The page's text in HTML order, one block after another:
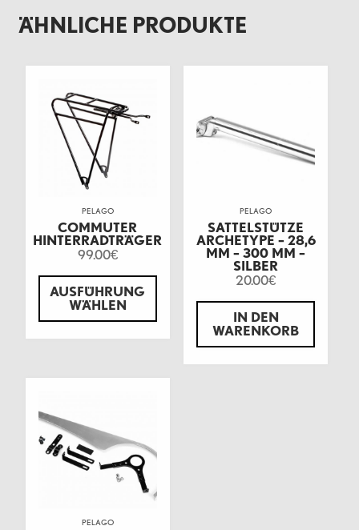
ÄHNLICHE PRODUKTE
PELAGO
COMMUTER
HINTERRADTRÄGER
99.00€
AUSFÜHRUNG
WÄHLEN
PELAGO
SATTELSTÜTZE
ARCHETYPE – 28,6
MM – 300 MM –
SILBER
20.00€
IN DEN
WARENKORB
PELAGO